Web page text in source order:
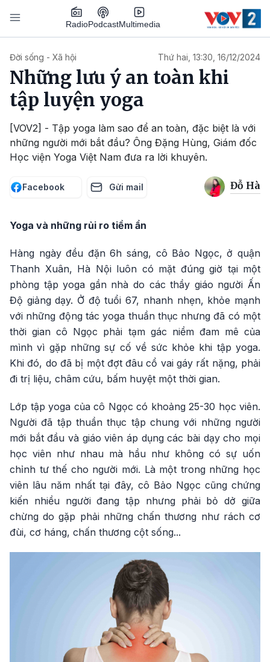
Nhảy đến nội dung
RadioPodcastMultimedia
Đời sống - Xã hội Thứ hai, 13:30, 16/12/2024
Những lưu ý an toàn khi
tập luyện yoga
[VOV2] - Tập yoga làm sao để an toàn, đặc biệt là với
những người mới bắt đầu? Ông Đặng Hùng, Giám đốc
Học viện Yoga Việt Nam đưa ra lời khuyên.
Facebook Gửi mail Đỗ Hà
Yoga và những rủi ro tiềm ẩn
Hàng ngày đều đặn 6h sáng, cô Bảo Ngọc, ở quận
Thanh Xuân, Hà Nội luôn có mặt đúng giờ tại một
phòng tập yoga gần nhà do các thầy giáo người Ấn
Độ giảng dạy. Ở độ tuổi 67, nhanh nhẹn, khỏe mạnh
với những động tác yoga thuần thục nhưng đã có một
thời gian cô Ngọc phải tạm gác niềm đam mê của
mình vì gặp những sự cố về sức khỏe khi tập yoga.
Khi đó, do đã bị một đợt đâu cổ vai gáy rất nặng, phải
đi trị liệu, châm cứu, bấm huyệt một thời gian.
Lớp tập yoga của cô Ngọc có khoảng 25-30 học viên.
Người đã tập thuần thục tập chung với những người
mới bắt đầu và giáo viên áp dụng các bài dạy cho mọi
học viên như nhau mà hầu như không có sự uốn
chỉnh tư thế cho người mới. Là một trong những học
viên lâu năm nhất tại đây, cô Bảo Ngọc cũng chứng
kiến nhiều người đang tập nhưng phải bỏ dở giữa
chừng do gặp phải những chấn thương như rách cơ
đùi, cơ háng, chấn thương cột sống...